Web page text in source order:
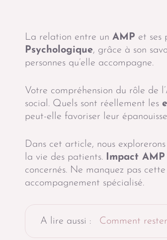
La relation entre un AMP et ses
Psychologique, grâce à son
personnes qu’elle accompagne.
Votre compréhension du rôle de
social. Quels sont réellement les
peut-elle favoriser leur
Dans cet article, nous
la vie des patients. Impact AMP
concernés. Ne manquez pas
accompagnement spécialisé.
A lire aussi : Comment